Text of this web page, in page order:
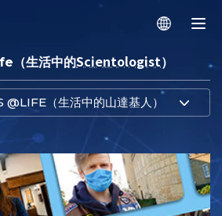
（生活中的Scientologist）
@LIFE（生活中的山達基人）